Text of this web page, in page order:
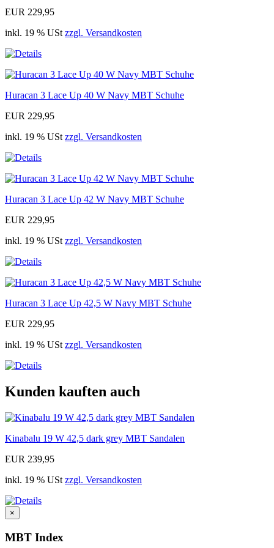
EUR 229,95
inkl. 19 % USt zzgl. Versandkosten
Huracan 3 Lace Up 40 W Navy MBT Schuhe
EUR 229,95
inkl. 19 % USt zzgl. Versandkosten
Huracan 3 Lace Up 42 W Navy MBT Schuhe
EUR 229,95
inkl. 19 % USt zzgl. Versandkosten
Huracan 3 Lace Up 42,5 W Navy MBT Schuhe
EUR 229,95
inkl. 19 % USt zzgl. Versandkosten
Kunden kauften auch
Kinabalu 19 W 42,5 dark grey MBT Sandalen
EUR 239,95
inkl. 19 % USt zzgl. Versandkosten
×
MBT Index